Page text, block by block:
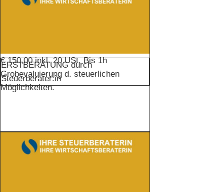
ERSTBERATUNG durch
Steuerberater:in
€ 150,00 inkl. 20 USt. Bis 1h
Grobevaluierung d. steuerlichen
Möglichkeiten.